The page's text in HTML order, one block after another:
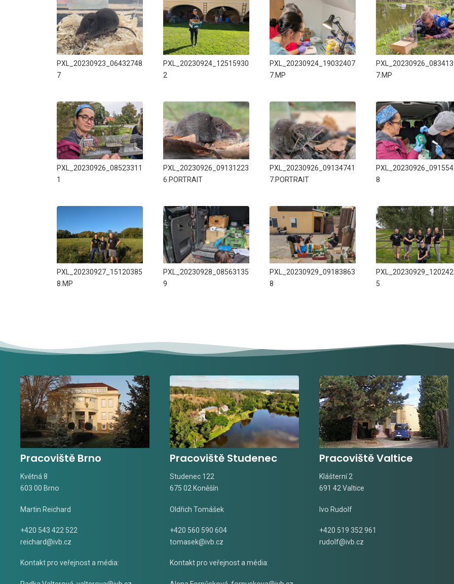
PXL_20230923_06432748
7
PXL_20230924_12515930
2
PXL_20230924_19032407
7.MP
7.MP
PXL_20230926_08523311
1
PXL_20230926_09131223
6.PORTRAIT
PXL_20230926_09134741
7.PORTRAIT
8
PXL_20230927_15120385
8.MP
PXL_20230928_08563135
9
PXL_20230929_09183863
8
5
Pracoviště Brno
Květná 8
603 00 Brno
Martin Reichard
+420 543 422 522
reichard@ivb.cz
Kontakt pro veřejnost a média:
Pracoviště Studenec
Studenec 122
675 02 Koněšín
Oldřich Tomášek
+420 560 590 604
tomasek@ivb.cz
Kontakt pro veřejnost a média:
Pracoviště Valtice
Klášterní 2
691 42 Valtice
Ivo Rudolf
+420 519 352 961
rudolf@ivb.cz